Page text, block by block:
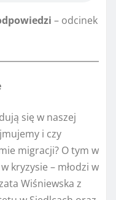
– odcinek
się w naszej
i czy
migracji? O tym w
kryzysie – młodzi w
Wiśniewska z